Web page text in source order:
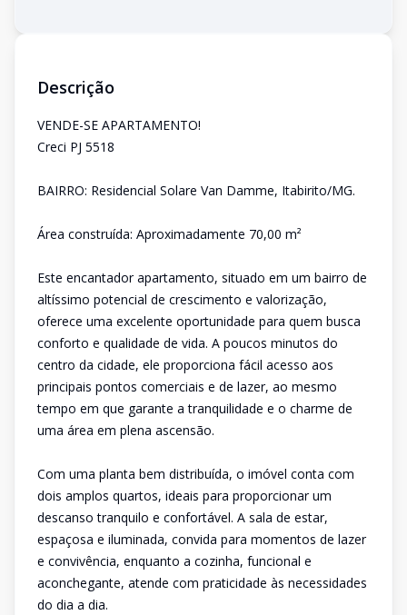
Descrição
VENDE-SE APARTAMENTO!
Creci PJ 5518
BAIRRO: Residencial Solare Van Damme, Itabirito/MG.
Área construída: Aproximadamente 70,00 m²
Este encantador apartamento, situado em um bairro de
altíssimo potencial de crescimento e valorização,
oferece uma excelente oportunidade para quem busca
conforto e qualidade de vida. A poucos minutos do
centro da cidade, ele proporciona fácil acesso aos
principais pontos comerciais e de lazer, ao mesmo
tempo em que garante a tranquilidade e o charme de
uma área em plena ascensão.
Com uma planta bem distribuída, o imóvel conta com
dois amplos quartos, ideais para proporcionar um
descanso tranquilo e confortável. A sala de estar,
espaçosa e iluminada, convida para momentos de lazer
e convivência, enquanto a cozinha, funcional e
aconchegante, atende com praticidade às necessidades
do dia a dia.